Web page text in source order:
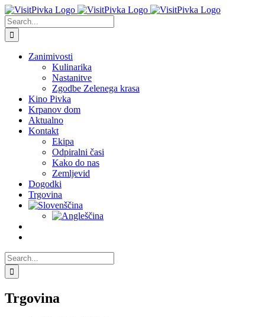
Skip
to
content
Search
for:
Zanimivosti
Kulinarika
Nastanitve
Zgodbe Zelenega krasa
Kino Pivka
Krpanov dom
Aktualno
Kontakt
Ekipa
Odpiralni časi
Kako do nas
Zemljevid
Dogodki
Trgovina
Search
for:
Trgovina